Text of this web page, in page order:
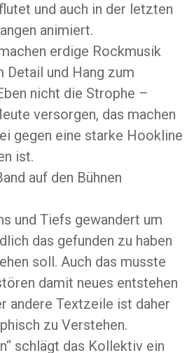
und auch in der letzten
animiert.
erdige Rockmusik
und Hang zum
nicht die Strophe –
versorgen, das machen
gegen eine starke Hookline
ist.
auf den Bühnen
und Tiefs gewandert um
das gefunden zu haben
soll. Auch das musste
damit neues entstehen
andere Textzeile ist daher
zu Verstehen.
schlägt das Kollektiv ein